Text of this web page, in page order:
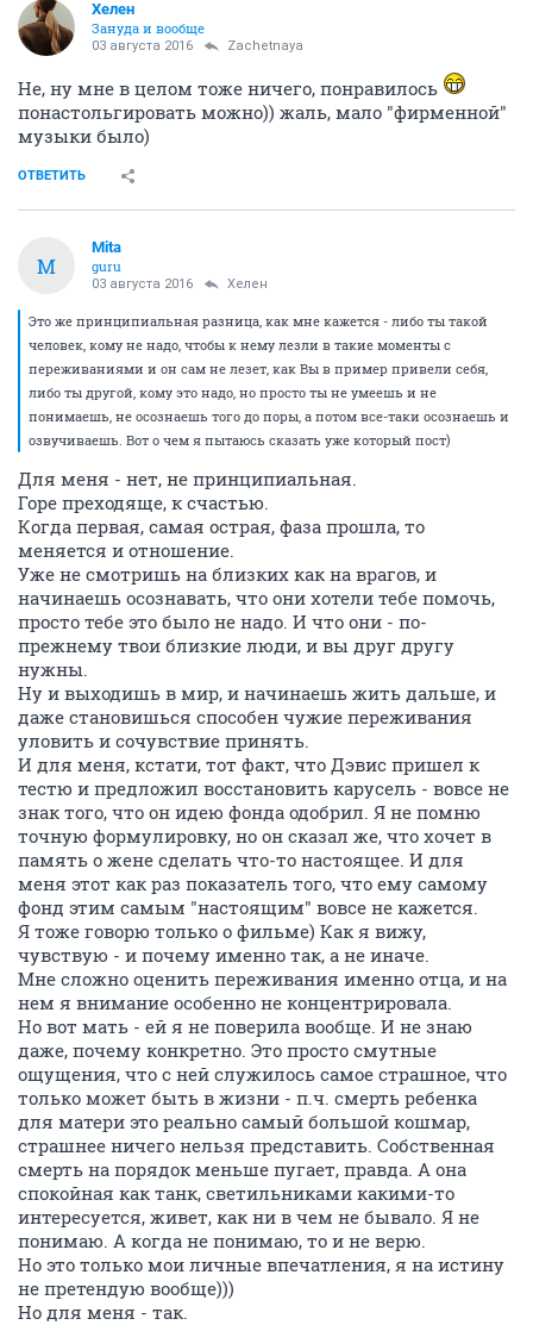
Хелен
Зануда и вообще
03 августа 2016 Zachetnaya
Не, ну мне в целом тоже ничего, понравилось
понастольгировать можно)) жаль, мало "фирменной"
музыки было)
ОТВЕТИТЬ
M
Mita
guru
03 августа 2016 Хелен
Это же принципиальная разница, как мне кажется - либо ты такой
человек, кому не надо, чтобы к нему лезли в такие моменты с
переживаниями и он сам не лезет, как Вы в пример привели себя,
либо ты другой, кому это надо, но просто ты не умеешь и не
понимаешь, не осознаешь того до поры, а потом все-таки осознаешь и
озвучиваешь. Вот о чем я пытаюсь сказать уже который пост)
Для меня - нет, не принципиальная.
Горе преходяще, к счастью.
Когда первая, самая острая, фаза прошла, то
меняется и отношение.
Уже не смотришь на близких как на врагов, и
начинаешь осознавать, что они хотели тебе помочь,
просто тебе это было не надо. И что они - по-
прежнему твои близкие люди, и вы друг другу
нужны.
Ну и выходишь в мир, и начинаешь жить дальше, и
даже становишься способен чужие переживания
уловить и сочувствие принять.
И для меня, кстати, тот факт, что Дэвис пришел к
тестю и предложил восстановить карусель - вовсе не
знак того, что он идею фонда одобрил. Я не помню
точную формулировку, но он сказал же, что хочет в
память о жене сделать что-то настоящее. И для
меня этот как раз показатель того, что ему самому
фонд этим самым "настоящим" вовсе не кажется.
Я тоже говорю только о фильме) Как я вижу,
чувствую - и почему именно так, а не иначе.
Мне сложно оценить переживания именно отца, и на
нем я внимание особенно не концентрировала.
Но вот мать - ей я не поверила вообще. И не знаю
даже, почему конкретно. Это просто смутные
ощущения, что с ней служилось самое страшное, что
только может быть в жизни - п.ч. смерть ребенка
для матери это реально самый большой кошмар,
страшнее ничего нельзя представить. Собственная
смерть на порядок меньше пугает, правда. А она
спокойная как танк, светильниками какими-то
интересуется, живет, как ни в чем не бывало. Я не
понимаю. А когда не понимаю, то и не верю.
Но это только мои личные впечатления, я на истину
не претендую вообще)))
Но для меня - так.